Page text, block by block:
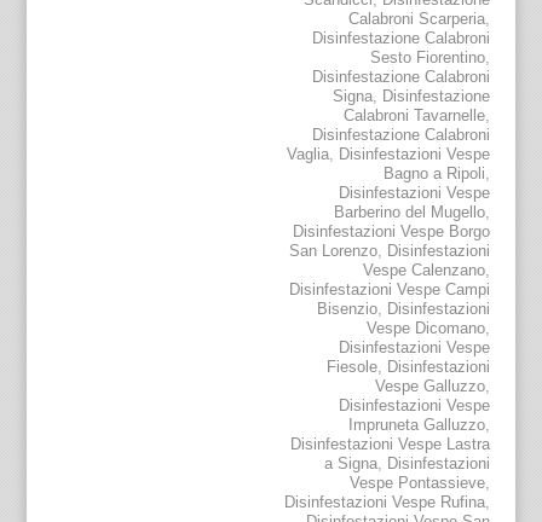
Calabroni Scarperia
Disinfestazione Calabroni
Sesto Fiorentino
Disinfestazione Calabroni
Signa Disinfestazione
Calabroni Tavarnelle
Disinfestazione Calabroni
Vaglia Disinfestazioni Vespe
Bagno a Ripoli
Disinfestazioni Vespe
Barberino del Mugello
Disinfestazioni Vespe Borgo
San Lorenzo Disinfestazioni
Vespe Calenzano
Disinfestazioni Vespe Campi
Bisenzio Disinfestazioni
Vespe Dicomano
Disinfestazioni Vespe
Fiesole Disinfestazioni
Vespe Galluzzo
Disinfestazioni Vespe
Impruneta Galluzzo
Disinfestazioni Vespe Lastra
a Signa Disinfestazioni
Vespe Pontassieve
Disinfestazioni Vespe Rufina